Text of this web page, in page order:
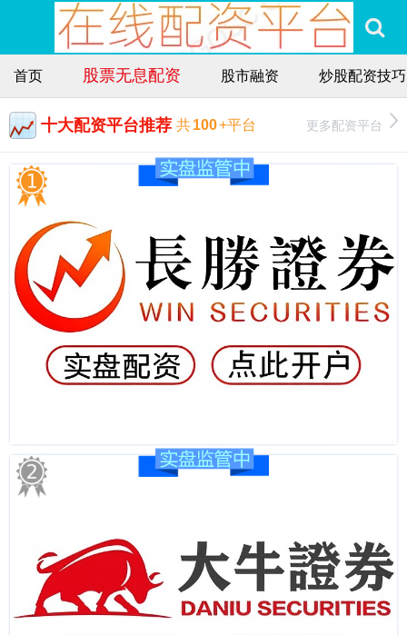
首页 股票无息配资 股市融资 炒股配资技巧
十大配资平台推荐 共100+平台 更多配资平台